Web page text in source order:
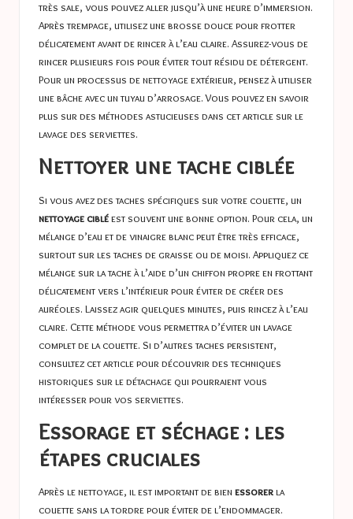
très sale, vous pouvez aller jusqu’à une heure d’immersion.
Après trempage, utilisez une brosse douce pour frotter
délicatement avant de rincer à l’eau claire. Assurez-vous de
rincer plusieurs fois pour éviter tout résidu de détergent.
Pour un processus de nettoyage extérieur, pensez à utiliser
une bâche avec un tuyau d’arrosage. Vous pouvez en savoir
plus sur des méthodes astucieuses dans cet article surle
lavage des serviettes.
Nettoyer une tache ciblée
Si vous avez des taches spécifiques sur votre couette, un
nettoyage cibléest souvent une bonne option. Pour cela, un
mélange d’eau et de vinaigre blanc peut être très efficace,
surtout sur les taches de graisse ou de moisi. Appliquez ce
mélange sur la tache à l’aide d’un chiffon propre en frottant
délicatement vers l’intérieur pour éviter de créer des
auréoles. Laissez agir quelques minutes, puis rincez à l’eau
claire. Cette méthode vous permettra d’éviter un lavage
complet de la couette. Si d’autres taches persistent,
consultez cet article pour découvrir des techniques
historiques sur le détachage qui pourraient vous
intéresser pour vos serviettes.
Essorage et séchage : les
étapes cruciales
Après le nettoyage, il est important de bien essorerla
couette sans la tordre pour éviter de l’endommager.